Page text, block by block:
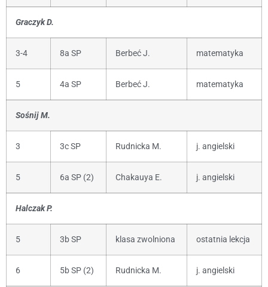
Graczyk D.
3-4 8a SP Berbeć J. matematyka
5 4a SP Berbeć J. matematyka
Sośnij M.
3 3c SP Rudnicka M. j. angielski
5 6a SP (2) Chakauya E. j. angielski
Halczak P.
5 3b SP klasa zwolniona ostatnia lekcja
6 5b SP (2) Rudnicka M. j. angielski